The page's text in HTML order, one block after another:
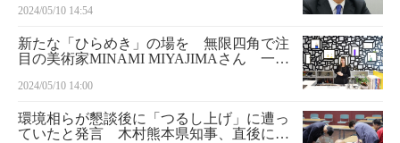
2024/05/10 14:54
新たな「ひらめき」の場を 無限四角で注
目の美術家MINAMI MIYAJIMAさん 一聞
2024/05/10 14:00
環境相らが懇談後に「つるし上げ」に遭っ
ていたと発言 木村熊本県知事、直後に謝